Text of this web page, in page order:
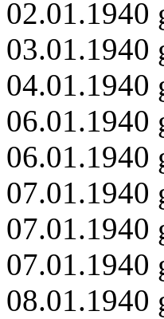
02.01.1940
03.01.1940
04.01.1940
06.01.1940
06.01.1940
07.01.1940
07.01.1940
07.01.1940
08.01.1940